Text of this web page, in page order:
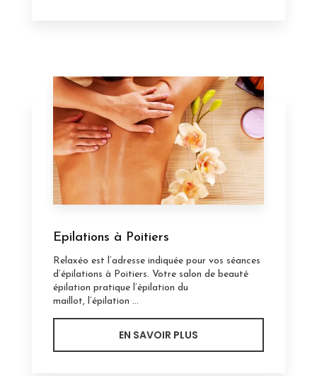
Epilations à Poitiers
Relaxéo est l’adresse indiquée pour vos séances
d’épilations à Poitiers. Votre salon de beauté
épilation pratique l’épilation du
maillot, l’épilation ...
EN SAVOIR PLUS